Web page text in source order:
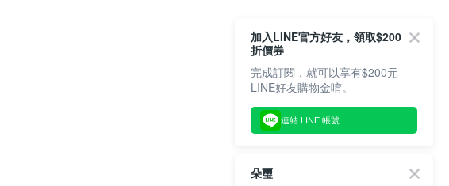
加入LINE官方好友，領取$200
折價券
完成訂閱，就可以享有$200元
LINE好友購物金唷。
連結 LINE 帳號
朵璽